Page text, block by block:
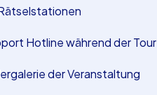
Hotline während der Tour
der Veranstaltung